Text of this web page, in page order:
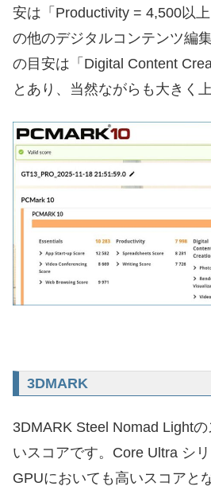
安は「Productivity = 4,500以
の他のデジタルコンテンツ編
の目安は「Digital Content
とあり、当然ながらも大きく
3DMARK
3DMARK Steel Nomad Light
いスコアです。Core Ultra シ
GPUにおいても高いスコアと